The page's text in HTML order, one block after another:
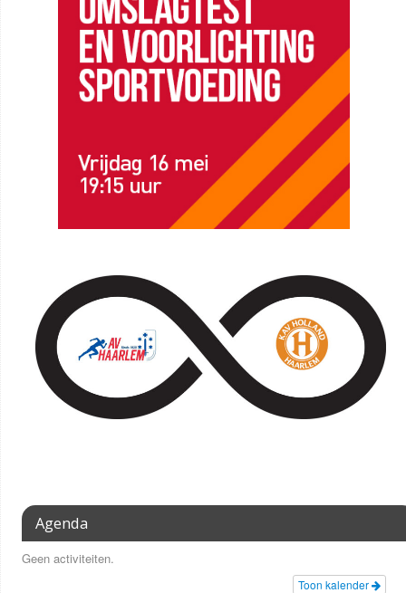
Agenda
Geen activiteiten.
Toon kalender